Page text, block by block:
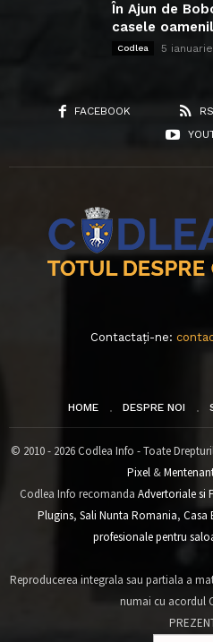
În Ajun de
casele
Codlea 5
FACEBOOK
Contactați-ne:
HOME DESPRE NOI
© 2010 - 2026 Codlea Info - Toate
Pixel&
Codlea Info recomanda Advertoriale si
Plugins, Sali Nunta Romania, Casa
profesionale pentru
Reproducerea integrala sau partiala a
numai cu acordul